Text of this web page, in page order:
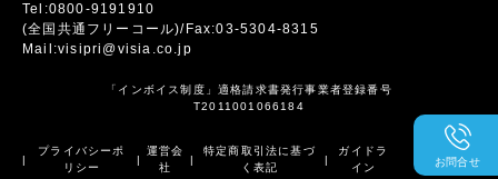
お問合せ
Tel:0800-9191910
(全国共通フリーコール)/Fax:03-5304-8315
Mail:visipri@visia.co.jp
「インボイス制度」適格請求書発行事業者登録番号
T2011001066184
|
プライバシーポ
リシー
|
運営会
社
|
特定商取引法に基づ
く表記
|
ガイドラ
イン